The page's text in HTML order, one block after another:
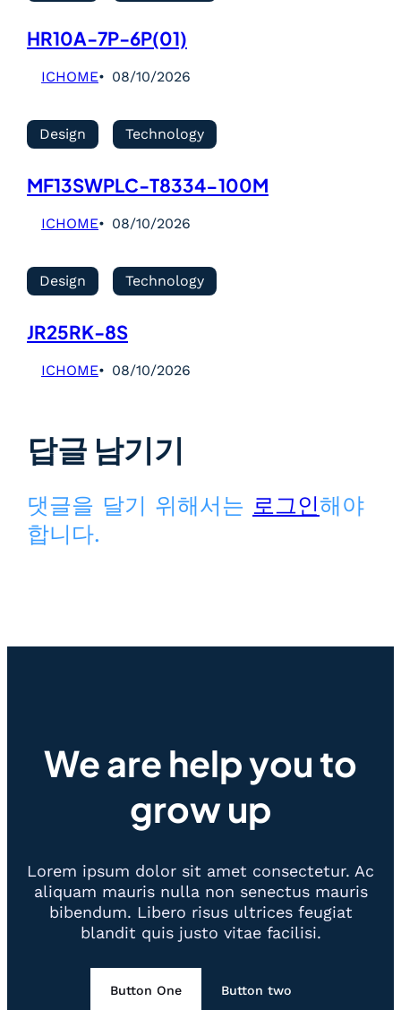
HR10A-7P-6P(01)
ICHOME 08/10/2026
Design Technology
MF13SWPLC-T8334-100M
ICHOME 08/10/2026
Design Technology
JR25RK-8S
ICHOME 08/10/2026
답글 남기기
댓글을 달기 위해서는 로그인해야
합니다.
We are help you to
grow up
Lorem ipsum dolor sit amet consectetur. Ac
aliquam mauris nulla non senectus mauris
bibendum. Libero risus ultrices feugiat
blandit quis justo vitae facilisi.
Button One Button two